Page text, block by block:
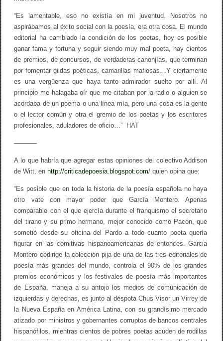
“Es lamentable, eso no existía en mi juventud. Nosotros no
aspirábamos al éxito social con la poesía, era otra cosa. El mundo
editorial ha cambiado la condición de los poetas, hoy es posible
ganar fama y fortuna y seguir siendo muy mal poeta, hay cientos
de premios, de concursos, de verdaderas canonjías, que terminan
por fomentar gildas poéticas, camarillas mafiosas…Y ciertamente
es una vergüenza que haya tanto admirador suelto por allí. Al
principio me halagaba oír que me citaban por la radio o alguien se
acordaba de un poema o una línea mía, pero una cosa es la gente
o el lector común y otra el gremio de los poetas y los escritores
profesionales, aduladores de oficio…” HAT
———–
A lo que habría que agregar estas opiniones del colectivo Addison
de Witt, en http://criticadepoesia.blogspot.com/ quien opina que:
“Es posible que en toda la historia de la poesía española no haya
otro vate con mayor poder que García Montero. Apenas
comparable con el que ejercía durante el franquismo el secretario
del tirano y su primo hermano, mejor conocido como Pacón, que
sometió desde su oficina del Pardo a todo cuanto poeta quería
figurar en las comitivas hispanoamericanas de entonces. Garcia
Montero codirige la colección pija de una de las tres editoriales de
poesía más grandes del mundo, controla el 90% de los grandes
premios económicos y los festivales de poesía más importantes
de España, maneja a su antojo los medios de comunicación de
izquierdas y derechas, es junto al déspota Chus Visor un Virrey de
la Nueva España en América Latina, con su grandísimo mercado
atizado por ministros y gobernantes corruptos de bancos centrales
hispanófilos, mientras cientos de pobres poetas acuden de rodillas